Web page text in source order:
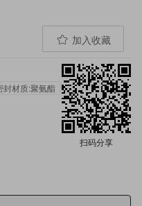
加入收藏
封材质:聚氨酯
扫码分享